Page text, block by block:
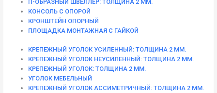
П-ОБРАЗНЫЙ ШВЕЛЛЕР: ТОЛЩИНА 2 ММ.
КОНСОЛЬ С ОПОРОЙ
КРОНШТЕЙН ОПОРНЫЙ
ПЛОЩАДКА МОНТАЖНАЯ С ГАЙКОЙ
КРЕПЕЖНЫЙ УГОЛОК УСИЛЕННЫЙ: ТОЛЩИНА 2 ММ.
КРЕПЕЖНЫЙ УГОЛОК НЕУСИЛЕННЫЙ: ТОЛЩИНА 2 ММ.
КРЕПЕЖНЫЙ УГОЛОК: ТОЛЩИНА 2 ММ.
УГОЛОК МЕБЕЛЬНЫЙ
КРЕПЕЖНЫЙ УГОЛОК АССИМЕТРИЧНЫЙ: ТОЛЩИНА 2 ММ.